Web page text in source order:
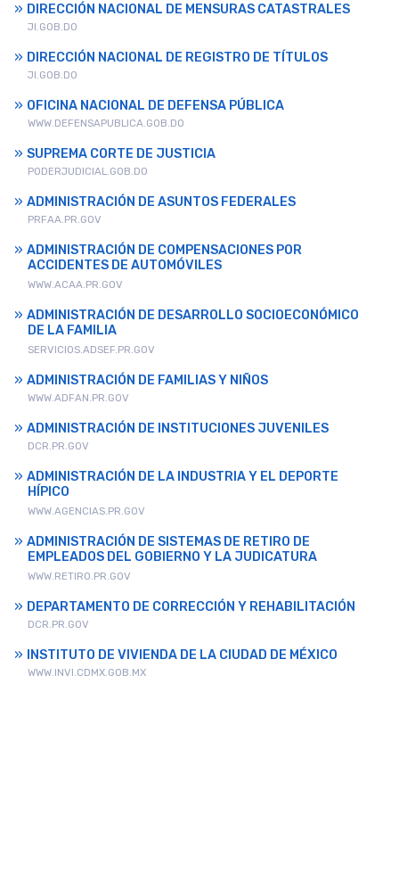
DIRECCIÓN NACIONAL DE MENSURAS CATASTRALES
JI.GOB.DO
DIRECCIÓN NACIONAL DE REGISTRO DE TÍTULOS
JI.GOB.DO
OFICINA NACIONAL DE DEFENSA PÚBLICA
WWW.DEFENSAPUBLICA.GOB.DO
SUPREMA CORTE DE JUSTICIA
PODERJUDICIAL.GOB.DO
ADMINISTRACIÓN DE ASUNTOS FEDERALES
PRFAA.PR.GOV
ADMINISTRACIÓN DE COMPENSACIONES POR
ACCIDENTES DE AUTOMÓVILES
WWW.ACAA.PR.GOV
ADMINISTRACIÓN DE DESARROLLO SOCIOECONÓMICO
DE LA FAMILIA
SERVICIOS.ADSEF.PR.GOV
ADMINISTRACIÓN DE FAMILIAS Y NIÑOS
WWW.ADFAN.PR.GOV
ADMINISTRACIÓN DE INSTITUCIONES JUVENILES
DCR.PR.GOV
ADMINISTRACIÓN DE LA INDUSTRIA Y EL DEPORTE
HÍPICO
WWW.AGENCIAS.PR.GOV
ADMINISTRACIÓN DE SISTEMAS DE RETIRO DE
EMPLEADOS DEL GOBIERNO Y LA JUDICATURA
WWW.RETIRO.PR.GOV
DEPARTAMENTO DE CORRECCIÓN Y REHABILITACIÓN
DCR.PR.GOV
INSTITUTO DE VIVIENDA DE LA CIUDAD DE MÉXICO
WWW.INVI.CDMX.GOB.MX